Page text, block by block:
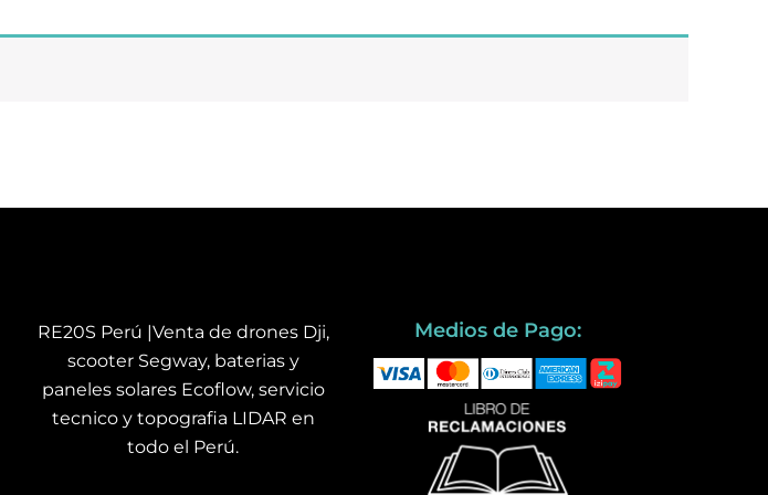
RE20S Perú |Venta de drones Dji,
scooter Segway, baterias y
paneles solares Ecoflow, servicio
tecnico y topografia LIDAR en
todo el Perú.
Medios de Pago: